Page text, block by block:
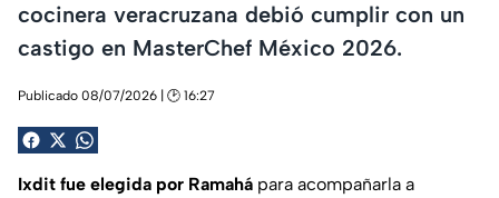
cocinera veracruzana debió cumplir con un
castigo en MasterChef México 2026.
Publicado 08/07/2026 | 🕑 16:27
Ixdit fue elegida por Ramahá para acompañarla a